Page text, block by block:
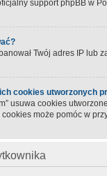
support phpBB w
Twój adres IP
cookies utworzonych
usuwa cookies
może pomóc w